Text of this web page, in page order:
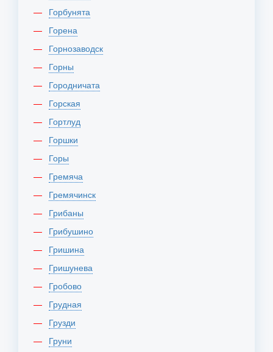
Горбунята
Горена
Горнозаводск
Горны
Городничата
Горская
Гортлуд
Горшки
Горы
Гремяча
Гремячинск
Грибаны
Грибушино
Гришина
Гришунева
Гробово
Грудная
Грузди
Груни